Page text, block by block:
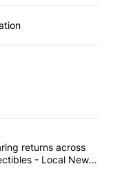
articles in the last
Comparing
returns across
- Local News